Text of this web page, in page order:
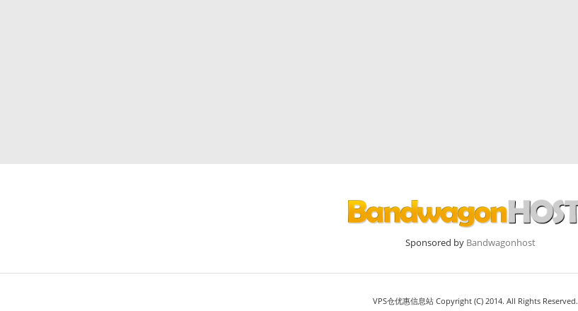
Sponsored by Bandwagonhost
VPS仓优惠信息站 Copyright (C) 2014. All Rights Reserved.